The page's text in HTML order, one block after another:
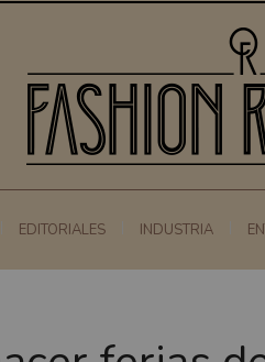
EDITORIALES INDUSTRIA